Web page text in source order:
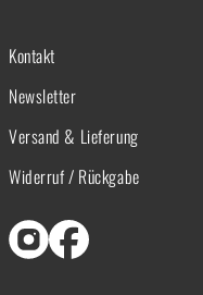
Kontakt
Newsletter
Versand & Lieferung
Widerruf / Rückgabe